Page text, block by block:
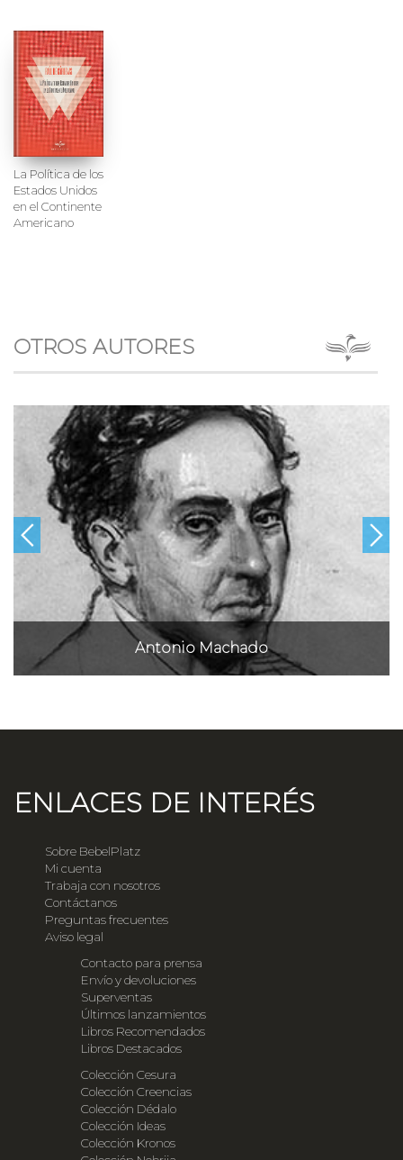
La Política de los
Estados Unidos
en el Continente
Americano
OTROS AUTORES
Antonio Machado
ENLACES DE INTERÉS
Sobre BebelPlatz
Mi cuenta
Trabaja con nosotros
Contáctanos
Preguntas frecuentes
Aviso legal
Contacto para prensa
Envío y devoluciones
Superventas
Últimos lanzamientos
Libros Recomendados
Libros Destacados
Colección Cesura
Colección Creencias
Colección Dédalo
Colección Ideas
Colección Kronos